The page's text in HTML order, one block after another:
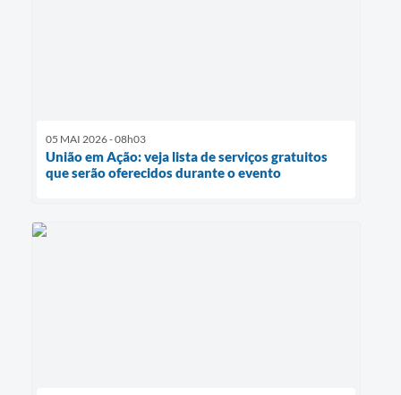
05 MAI 2026 - 08h03
União em Ação: veja lista de serviços gratuitos
que serão oferecidos durante o evento